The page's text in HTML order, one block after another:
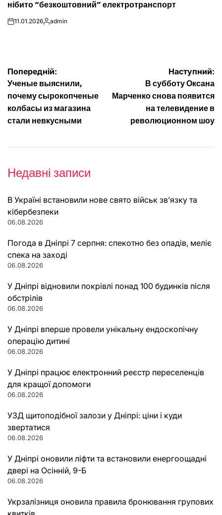
нібито “безкоштовний” електротранспорт
on11.01.2026Опубліковано
admin
Навігація
записів
Попередній:
Ученые выяснили,
почему сырокопченые
колбасы из магазина
стали невкусными
Наступний:
В субботу Оксана
Марченко снова появится
на телевидение в
революционном шоу
Недавні записи
В Україні встановили нове свято військ зв’язку та
кібербезпеки
06.08.2026
Погода в Дніпрі 7 серпня: спекотно без опадів, меліє
спека на заході
06.08.2026
У Дніпрі відновили покрівлі понад 100 будинків після
обстрілів
06.08.2026
У Дніпрі вперше провели унікальну ендоскопічну
операцію дитині
06.08.2026
У Дніпрі працює електронний реєстр переселенців
для кращої допомоги
06.08.2026
УЗД щитоподібної залози у Дніпрі: ціни і куди
звертатися
06.08.2026
У Дніпрі оновили ліфти та встановили енергоощадні
двері на Осінній, 9-Б
06.08.2026
Укрзалізниця оновила правила бронювання групових